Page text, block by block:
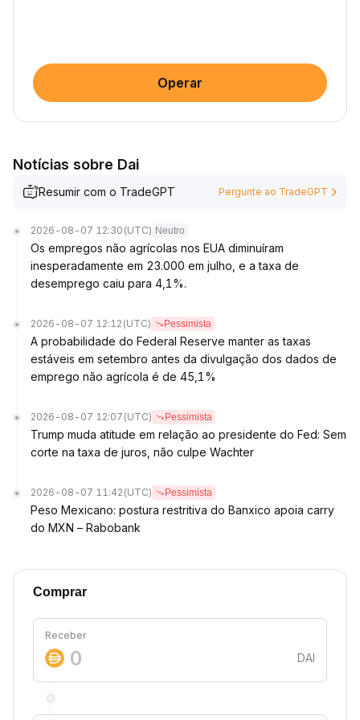
Operar
Notícias sobre Dai
Resumir com o TradeGPT Pergunte ao TradeGPT
2026-08-07 12:30 (UTC) Neutro
Os empregos não agrícolas nos EUA diminuíram
inesperadamente em 23.000 em julho, e a taxa de
desemprego caiu para 4,1%.
2026-08-07 12:12 (UTC) Pessimista
A probabilidade do Federal Reserve manter as taxas
estáveis em setembro antes da divulgação dos dados de
emprego não agrícola é de 45,1%
2026-08-07 12:07 (UTC) Pessimista
Trump muda atitude em relação ao presidente do Fed: Sem
corte na taxa de juros, não culpe Wachter
2026-08-07 11:42 (UTC) Pessimista
Peso Mexicano: postura restritiva do Banxico apoia carry
do MXN – Rabobank
Comprar
Receber
DAI